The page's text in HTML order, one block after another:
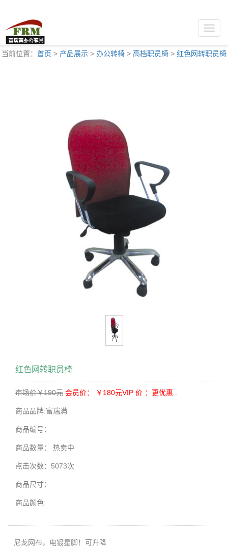
Toggle
当前位置： 首页 > 产品展示 > 办公转椅 > 高档职员椅 > 红色网转职员椅
红色网转职员椅
市场价￥190元 会员价： ￥180元VIP 价 ：更优惠..
商品品牌:富瑞满
商品编号：
商品数量： 热卖中
点击次数：5073次
商品尺寸：
商品颜色:
尼龙网布，电镀星脚！可升降